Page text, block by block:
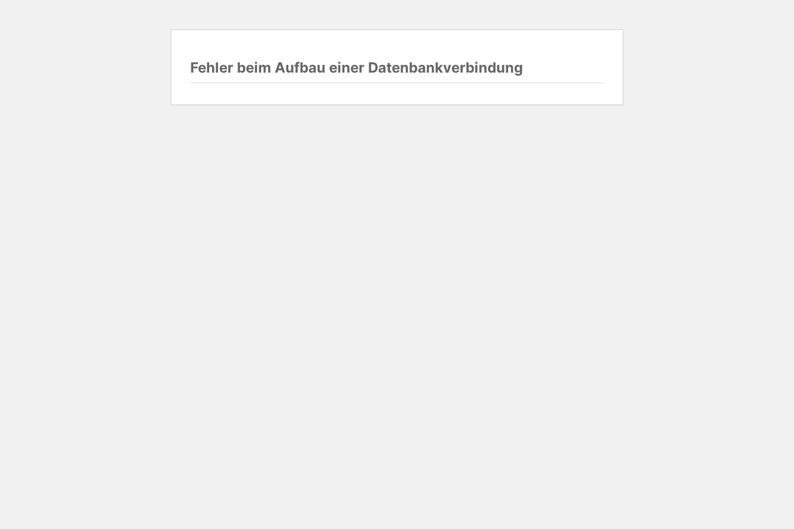
Fehler beim Aufbau einer Datenbankverbindung